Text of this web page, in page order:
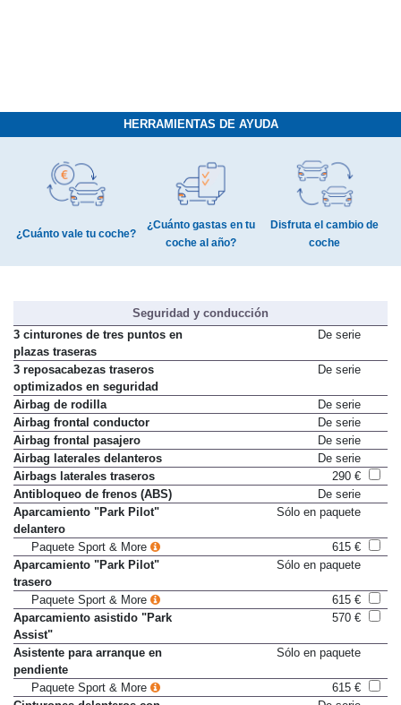
HERRAMIENTAS DE AYUDA
¿Cuánto vale tu coche?
¿Cuánto gastas en tu
coche al año?
Disfruta el cambio de
coche
Seguridad y conducción
3 cinturones de tres puntos en
plazas traseras
De serie
3 reposacabezas traseros
optimizados en seguridad
De serie
Airbag de rodilla
De serie
Airbag frontal conductor
De serie
Airbag frontal pasajero
De serie
Airbag laterales delanteros
De serie
Airbags laterales traseros
290 €
Antibloqueo de frenos (ABS)
De serie
Aparcamiento "Park Pilot"
delantero
Sólo en paquete
Paquete Sport & More
615 €
Aparcamiento "Park Pilot"
trasero
Sólo en paquete
Paquete Sport & More
615 €
Aparcamiento asistido "Park
Assist"
570 €
Asistente para arranque en
pendiente
Sólo en paquete
Paquete Sport & More
615 €